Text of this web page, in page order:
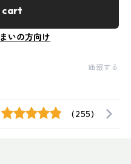
cart
いの方向け
通報する
(255)